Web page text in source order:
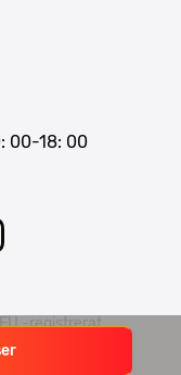
00-18: 00
-registrerat
EUTM 015397714